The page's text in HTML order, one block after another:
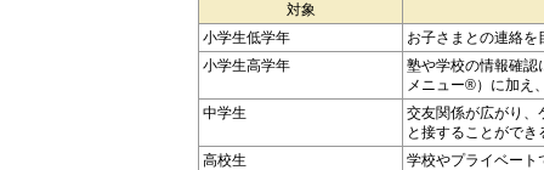
対象
小学生低学年
お子さまとの連絡
小学生高学年
塾や学校の情報確認
メニュー®）に加え
中学生
交友関係が広がり、
と接することがで
高校生
学校やプライベート